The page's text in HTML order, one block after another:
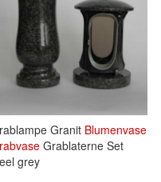
Granit Blumenvase
Grablaterne Set
grey